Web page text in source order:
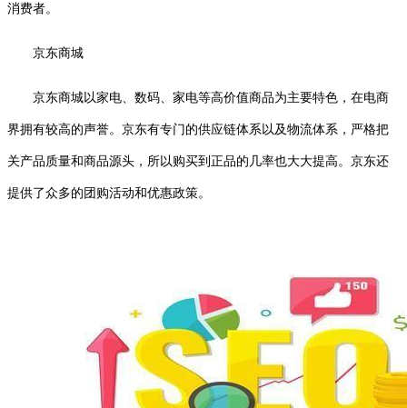
消费者。
京东商城
京东商城以家电、数码、家电等高价值商品为主要特色，在电商
界拥有较高的声誉。京东有专门的供应链体系以及物流体系，严格把
关产品质量和商品源头，所以购买到正品的几率也大大提高。京东还
提供了众多的团购活动和优惠政策。